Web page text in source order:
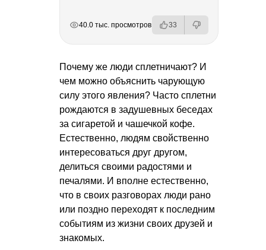
40.0 тыс. просмотров 33
Почему же люди сплетничают? И
чем можно объяснить чарующую
силу этого явления? Часто сплетни
рождаются в задушевных беседах
за сигаретой и чашечкой кофе.
Естественно, людям свойственно
интересоваться друг другом,
делиться своими радостями и
печалями. И вполне естественно,
что в своих разговорах люди рано
или поздно переходят к последним
событиям из жизни своих друзей и
знакомых.